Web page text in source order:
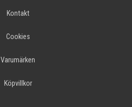
Kontakt
Cookies
Varumärken
Köpvillkor